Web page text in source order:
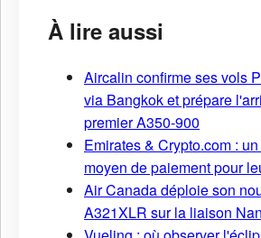
À lire aussi
Aircalin confirme ses vols
via Bangkok et prépare
premier A350-900
Emirates & Crypto.com :
moyen de paiement pour
Air Canada déploie son
A321XLR sur la liaison